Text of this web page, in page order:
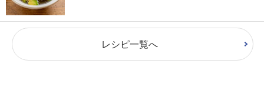
レシピ一覧へ